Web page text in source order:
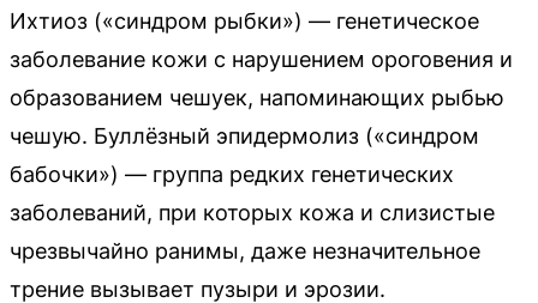
Ихтиоз («синдром рыбки») — генетическое
заболевание кожи с нарушением ороговения и
образованием чешуек, напоминающих рыбью
чешую. Буллёзный эпидермолиз («синдром
бабочки») — группа редких генетических
заболеваний, при которых кожа и слизистые
чрезвычайно ранимы, даже незначительное
трение вызывает пузыри и эрозии.